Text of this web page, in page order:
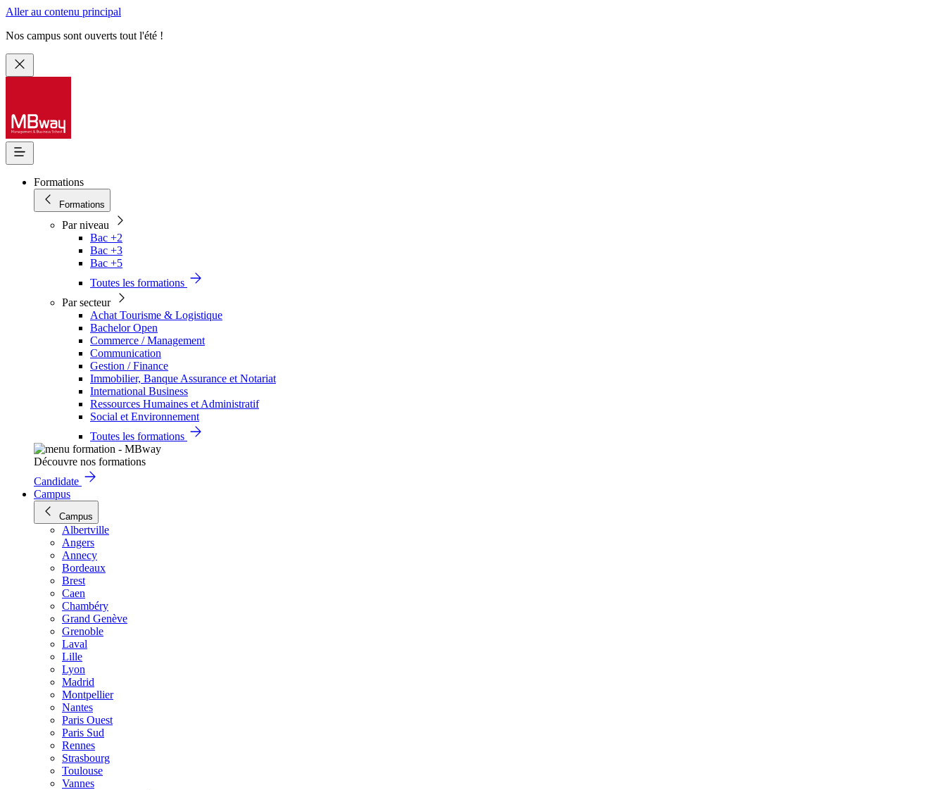
Aller au contenu principal
Nos campus sont ouverts tout l'été !
Formations
Formations
Par niveau
Bac +2
Bac +3
Bac +5
Toutes les formations
Par secteur
Achat Tourisme & Logistique
Bachelor Open
Commerce / Management
Communication
Gestion / Finance
Immobilier, Banque Assurance et Notariat
International Business
Ressources Humaines et Administratif
Social et Environnement
Toutes les formations
Découvre nos formations
Candidate
Campus
Campus
Albertville
Angers
Annecy
Bordeaux
Brest
Caen
Chambéry
Grand Genève
Grenoble
Laval
Lille
Lyon
Madrid
Montpellier
Nantes
Paris Ouest
Paris Sud
Rennes
Strasbourg
Toulouse
Vannes